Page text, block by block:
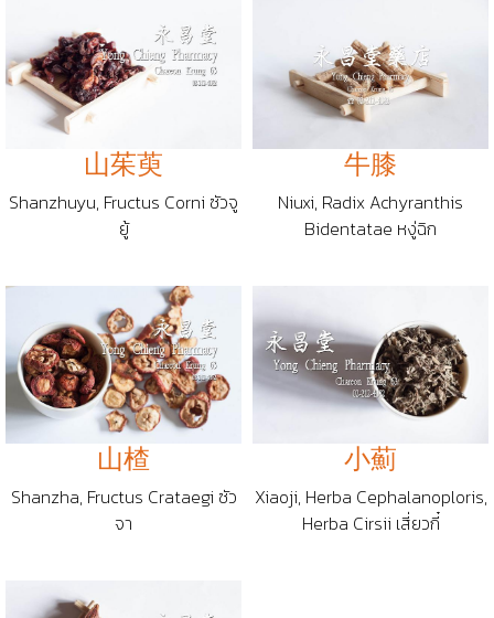
山茱萸
Shanzhuyu, Fructus Corni ซัวจู
ยู้
牛膝
Niuxi, Radix Achyranthis
Bidentatae หงู่ฉิก
山楂
Shanzha, Fructus Crataegi ซัว
จา
小薊
Xiaoji, Herba Cephalanoploris,
Herba Cirsii เสี่ยวกี๋